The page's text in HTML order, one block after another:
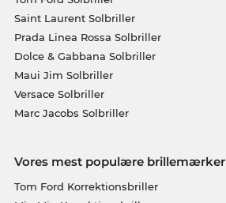
Saint Laurent Solbriller
Prada Linea Rossa Solbriller
Dolce & Gabbana Solbriller
Maui Jim Solbriller
Versace Solbriller
Marc Jacobs Solbriller
Vores mest populære brillemærker
Tom Ford Korrektionsbriller